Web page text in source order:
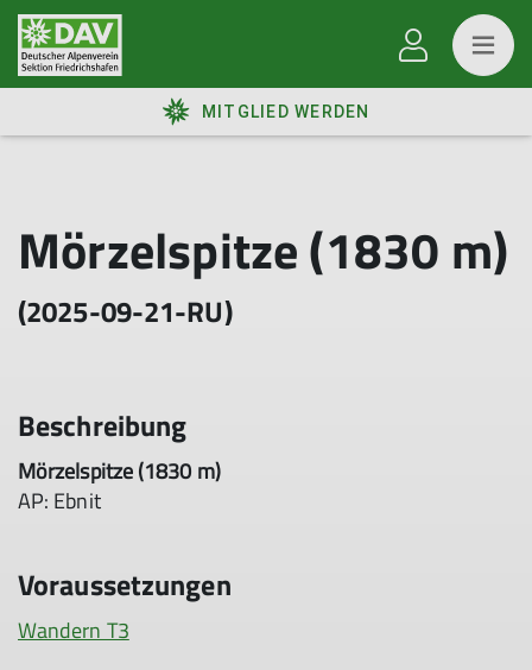
MITGLIED WERDEN
Mörzelspitze (1830 m)
(2025-09-21-RU)
Beschreibung
Mörzelspitze (1830 m)
AP: Ebnit
Voraussetzungen
Wandern T3